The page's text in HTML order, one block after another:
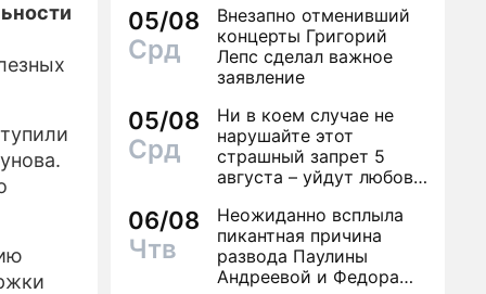
05/08
Срд
Внезапно отменивший
концерты Григорий
Лепс сделал важное
заявление
05/08
Срд
Ни в коем случае не
нарушайте этот
страшный запрет 5
августа – уйдут любовь
06/08
Чтв
Неожиданно всплыла
пикантная причина
развода Паулины
Андреевой и Федора